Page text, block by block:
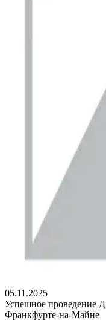
05.11.2025
Успешное проведение
Франкфурте-на-Майне